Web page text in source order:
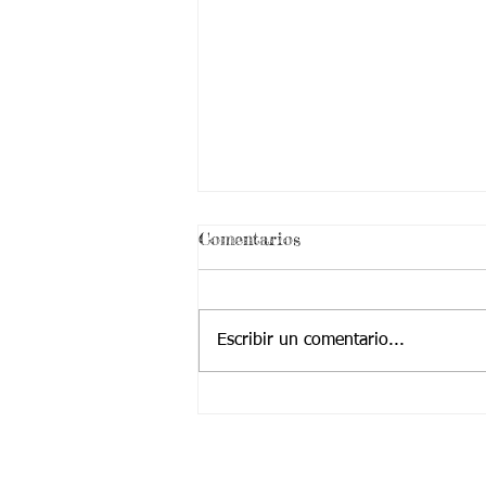
¡ VEN HABLEMOS UN
RATICO DE SEXUALIDAD
!
Comentarios
Escribir un comentario...